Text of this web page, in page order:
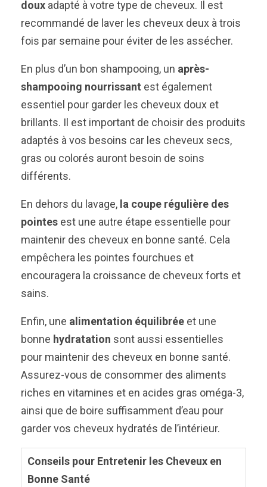
doux adapté à votre type de cheveux. Il est
recommandé de laver les cheveux deux à trois
fois par semaine pour éviter de les assécher.
En plus d’un bon shampooing, un après-
shampooing nourrissant est également
essentiel pour garder les cheveux doux et
brillants. Il est important de choisir des produits
adaptés à vos besoins car les cheveux secs,
gras ou colorés auront besoin de soins
différents.
En dehors du lavage, la coupe régulière des
pointes est une autre étape essentielle pour
maintenir des cheveux en bonne santé. Cela
empêchera les pointes fourchues et
encouragera la croissance de cheveux forts et
sains.
Enfin, une alimentation équilibrée et une
bonne hydratation sont aussi essentielles
pour maintenir des cheveux en bonne santé.
Assurez-vous de consommer des aliments
riches en vitamines et en acides gras oméga-3,
ainsi que de boire suffisamment d’eau pour
garder vos cheveux hydratés de l’intérieur.
Conseils pour Entretenir les Cheveux en
Bonne Santé